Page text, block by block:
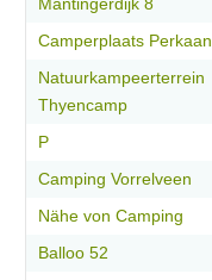
Mantingerdijk 8
Camperplaats Perkaan
Natuurkampeerterrein
Thyencamp
P
Camping Vorrelveen
Nähe von Camping
Balloo 52